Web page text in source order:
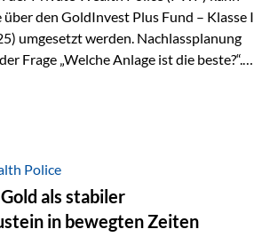
den GoldInvest Plus Fund – Klasse I
umgesetzt werden. Nachlassplanung
Frage „Welche Anlage ist die beste?“.
– und in welcher Struktur?Und vor
ist das entscheidend.
Police
als stabiler
in bewegten Zeiten